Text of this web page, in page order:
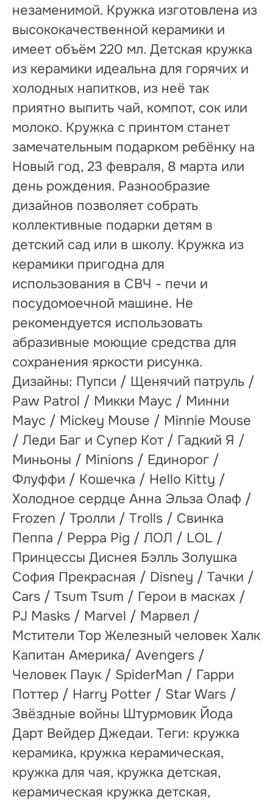
незаменимой. Кружка изготовлена из
высококачественной керамики и
имеет объём 220 мл. Детская кружка
из керамики идеальна для горячих и
холодных напитков, из неё так
приятно выпить чай, компот, сок или
молоко. Кружка с принтом станет
замечательным подарком ребёнку на
Новый год, 23 февраля, 8 марта или
день рождения. Разнообразие
дизайнов позволяет собрать
коллективные подарки детям в
детский сад или в школу. Кружка из
керамики пригодна для
использования в СВЧ - печи и
посудомоечной машине. Не
рекомендуется использовать
абразивные моющие средства для
сохранения яркости рисунка.
Дизайны: Пупси / Щенячий патруль /
Paw Patrol / Микки Маус / Минни
Маус / Mickey Mouse / Minnie Mouse
/ Леди Баг и Супер Кот / Гадкий Я /
Миньоны / Minions / Единорог /
Флуффи / Кошечка / Hello Kitty /
Холодное сердце Анна Эльза Олаф /
Frozen / Тролли / Trolls / Свинка
Пеппа / Peppa Pig / ЛОЛ / LOL /
Принцессы Диснея Бэлль Золушка
София Прекрасная / Disney / Тачки /
Cars / Tsum Tsum / Герои в масках /
PJ Masks / Marvel / Марвел /
Мстители Тор Железный человек Халк
Капитан Америка/ Avengers /
Человек Паук / SpiderMan / Гарри
Поттер / Harry Potter / Star Wars /
Звёздные войны Штурмовик Йода
Дарт Вейдер Джедаи. Теги: кружка
керамика, кружка керамическая,
кружка для чая, кружка детская,
керамическая кружка детская,